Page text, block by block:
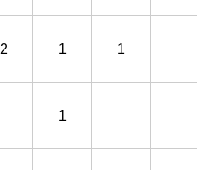
2 1 1
1